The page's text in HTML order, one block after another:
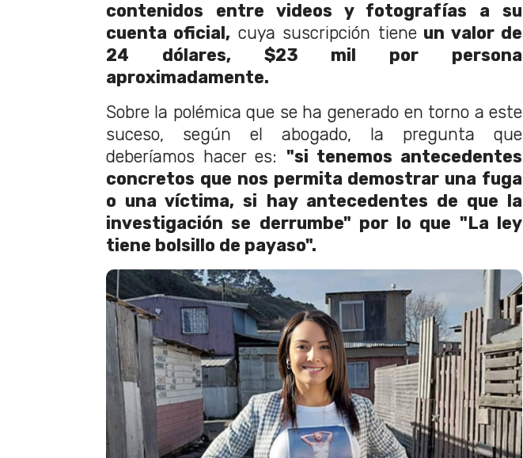
contenidos entre videos y fotografías a su
cuenta oficial, cuya suscripción tieneun valor de
24 dólares, $23 mil por persona
aproximadamente.
Sobre la polémica que se ha generado en torno a este
suceso, según el abogado, la pregunta que
deberíamos hacer es: "si tenemos antecedentes
concretos que nos permita demostrar una fuga
o una víctima, si hay antecedentes de que la
investigación se derrumbe" por lo que "La ley
tiene bolsillo de payaso".